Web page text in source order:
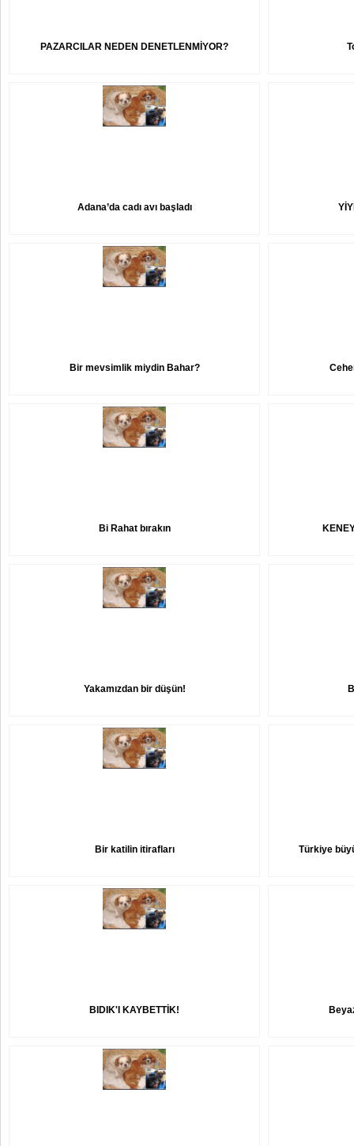
PAZARCILAR NEDEN DENETLENMİYOR?
Adana’da cadı avı başladı
Bir mevsimlik miydin Bahar?
Bi Rahat bırakın
Yakamızdan bir düşün!
Bir katilin itirafları Türkiye
BIDIK'I KAYBETTİK!